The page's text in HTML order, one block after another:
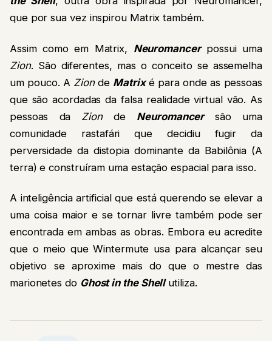
que por sua vez inspirou Matrix também.
Assim como em Matrix, Neuromancerpossui uma
Zion. São diferentes, mas o conceito se assemelha
um pouco. A Zionde Matrixé para onde as pessoas
que são acordadas da falsa realidade virtual vão. As
pessoas da Zionde Neuromancersão uma
comunidade rastafári que decidiu fugir da
perversidade da distopia dominante da Babilônia (A
terra) e construíram uma estação espacial para isso.
A inteligência artificial que está querendo se elevar a
uma coisa maior e se tornar livre também pode ser
encontrada em ambas as obras. Embora eu acredite
que o meio que Wintermute usa para alcançar seu
objetivo se aproxime mais do que o mestre das
marionetes do Ghost in the Shell utiliza.